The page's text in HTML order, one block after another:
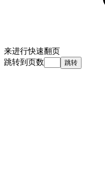
来进行快速翻页
跳转到页数
跳转